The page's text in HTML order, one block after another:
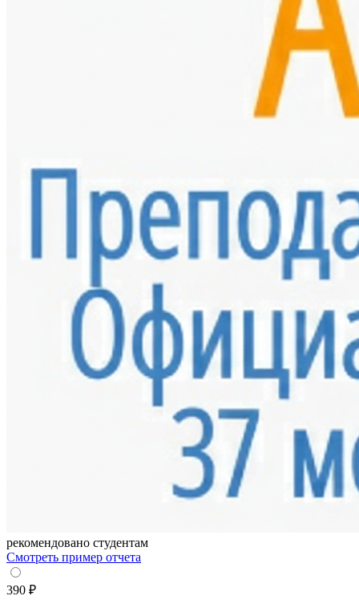
рекомендовано студентам
Смотреть пример отчета
390 ₽